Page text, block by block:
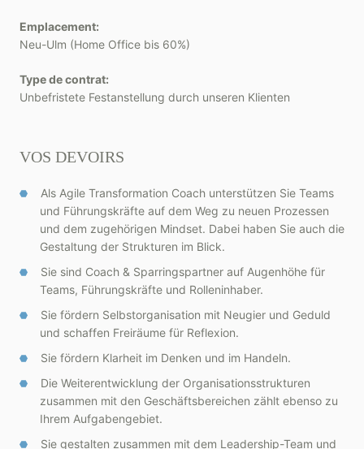
Emplacement:
Neu-Ulm (Home Office bis 60%)
Type de contrat:
Unbefristete Festanstellung durch unseren Klienten
VOS DEVOIRS
Als Agile Transformation Coach unterstützen Sie Teams
und Führungskräfte auf dem Weg zu neuen Prozessen
und dem zugehörigen Mindset. Dabei haben Sie auch die
Gestaltung der Strukturen im Blick.
Sie sind Coach & Sparringspartner auf Augenhöhe für
Teams, Führungskräfte und Rolleninhaber.
Sie fördern Selbstorganisation mit Neugier und Geduld
und schaffen Freiräume für Reflexion.
Sie fördern Klarheit im Denken und im Handeln.
Die Weiterentwicklung der Organisationsstrukturen
zusammen mit den Geschäftsbereichen zählt ebenso zu
Ihrem Aufgabengebiet.
Sie gestalten zusammen mit dem Leadership-Team und